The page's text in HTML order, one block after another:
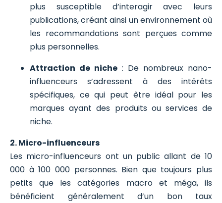
plus susceptible d’interagir avec leurs
publications, créant ainsi un environnement où
les recommandations sont perçues comme
plus personnelles.
Attraction de niche : De nombreux nano-
influenceurs s’adressent à des intérêts
spécifiques, ce qui peut être idéal pour les
marques ayant des produits ou services de
niche.
2. Micro-influenceurs
Les micro-influenceurs ont un public allant de 10
000 à 100 000 personnes. Bien que toujours plus
petits que les catégories macro et méga, ils
bénéficient généralement d’un bon taux